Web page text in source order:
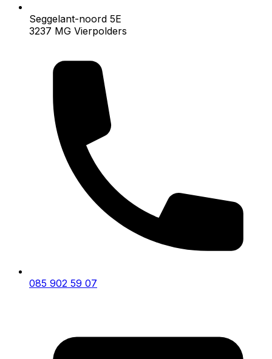
Seggelant-noord 5E
3237 MG Vierpolders
085 902 59 07